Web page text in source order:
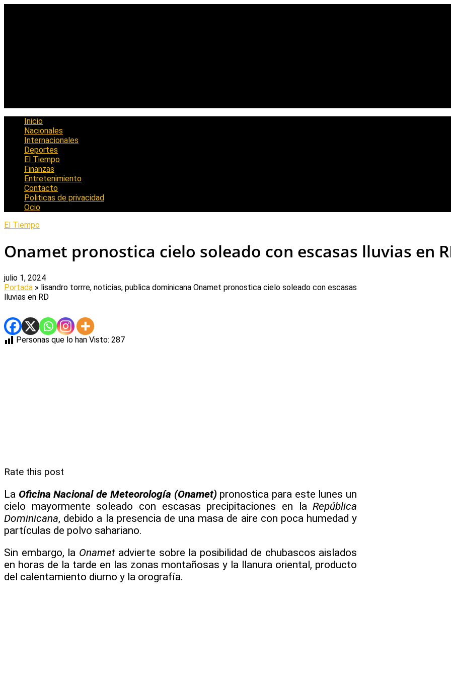
Inicio
Nacionales
Internacionales
Deportes
El Tiempo
Finanzas
Entretenimiento
Contacto
Politicas de privacidad
Ocio
El Tiempo
Onamet pronostica cielo soleado con escasas lluvias en
julio 1, 2024
Portada » lisandro torrre, noticias, publica dominicana Onamet pronostica cielo soleado con escasas
lluvias en RD
Personas que lo han Visto: 287
Rate this post
La Oficina Nacional de Meteorología (Onamet) pronostica para este lunes un
cielo mayormente soleado con escasas precipitaciones en laRepública
Dominicana, debido a la presencia de una masa de aire con poca humedad y
partículas de polvo sahariano.
Sin embargo, la Onametadvierte sobre la posibilidad de chubascos aislados
en horas de la tarde en las zonas montañosas y la llanura oriental, producto
del calentamiento diurno y la orografía.